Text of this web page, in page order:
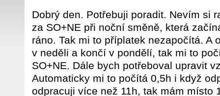
Dobrý den. Potřebuji poradit. Nevím si
za SO+NE při noční směně, která
ráno. Tak mi to příplatek nezapočítá. A
v neděli a končí v pondělí, tak mi to
SO+NE. Dále bych potřeboval upravit
Automaticky mi to počítá 0,5h i když
odpracuji více než 11h, tak mám místo